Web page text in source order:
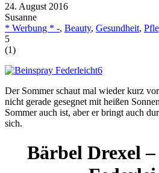
24. August 2016
Susanne
* Werbung * -, Beauty, Gesundheit,
5
(1)
Der Sommer schaut mal wieder kurz
nicht gerade gesegnet mit heißen
Sommer auch ist, aber er bringt auch
sich.
Bärbel Drexel